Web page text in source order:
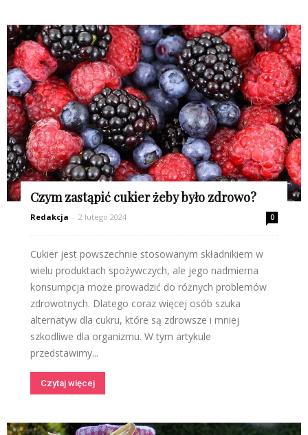
Czym zastąpić cukier żeby było zdrowo?
Redakcja - 2 lutego 2024 0
Cukier jest powszechnie stosowanym składnikiem w
wielu produktach spożywczych, ale jego nadmierna
konsumpcja może prowadzić do różnych problemów
zdrowotnych. Dlatego coraz więcej osób szuka
alternatyw dla cukru, które są zdrowsze i mniej
szkodliwe dla organizmu. W tym artykule
przedstawimy...
Czytaj więcej